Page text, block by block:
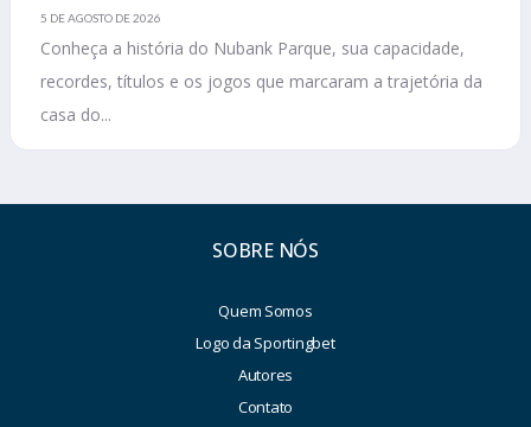
5 DE AGOSTO DE 2026
Conheça a história do Nubank Parque, sua capacidade,
recordes, títulos e os jogos que marcaram a trajetória da
casa do...
SOBRE NÓS
Quem Somos
Logo da Sportingbet
Autores
Contato